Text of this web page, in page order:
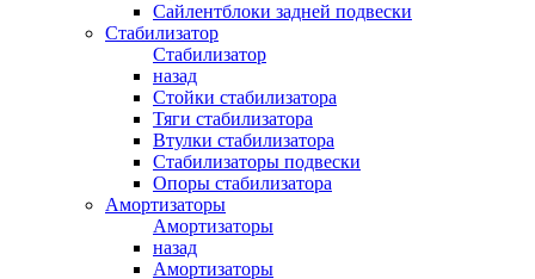
Сайлентблоки задней подвески
Стабилизатор
Стабилизатор
назад
Стойки стабилизатора
Тяги стабилизатора
Втулки стабилизатора
Стабилизаторы подвески
Опоры стабилизатора
Амортизаторы
Амортизаторы
назад
Амортизаторы